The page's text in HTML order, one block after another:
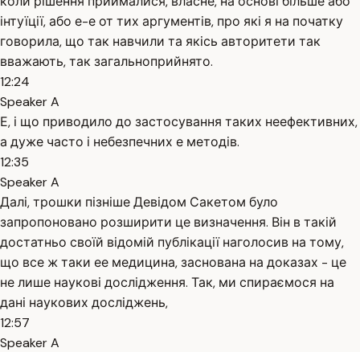
інтуїції, або е-е от тих аргументів, про які я на початку
говорила, що так навчили та якісь авторитети так
вважають, так загальноприйнято.
12:24
Speaker A
Е, і що приводило до застосування таких неефективних,
а дуже часто і небезпечних е методів.
12:35
Speaker A
Далі, трошки пізніше Девідом Сакетом було
запропоновано розширити це визначення. Він в такій
достатньо своїй відомій публікації наголосив на тому,
що все ж таки ее медицина, заснована на доказах - це
не лише наукові дослідження. Так, ми спираємося на
дані наукових досліджень,
12:57
Speaker A